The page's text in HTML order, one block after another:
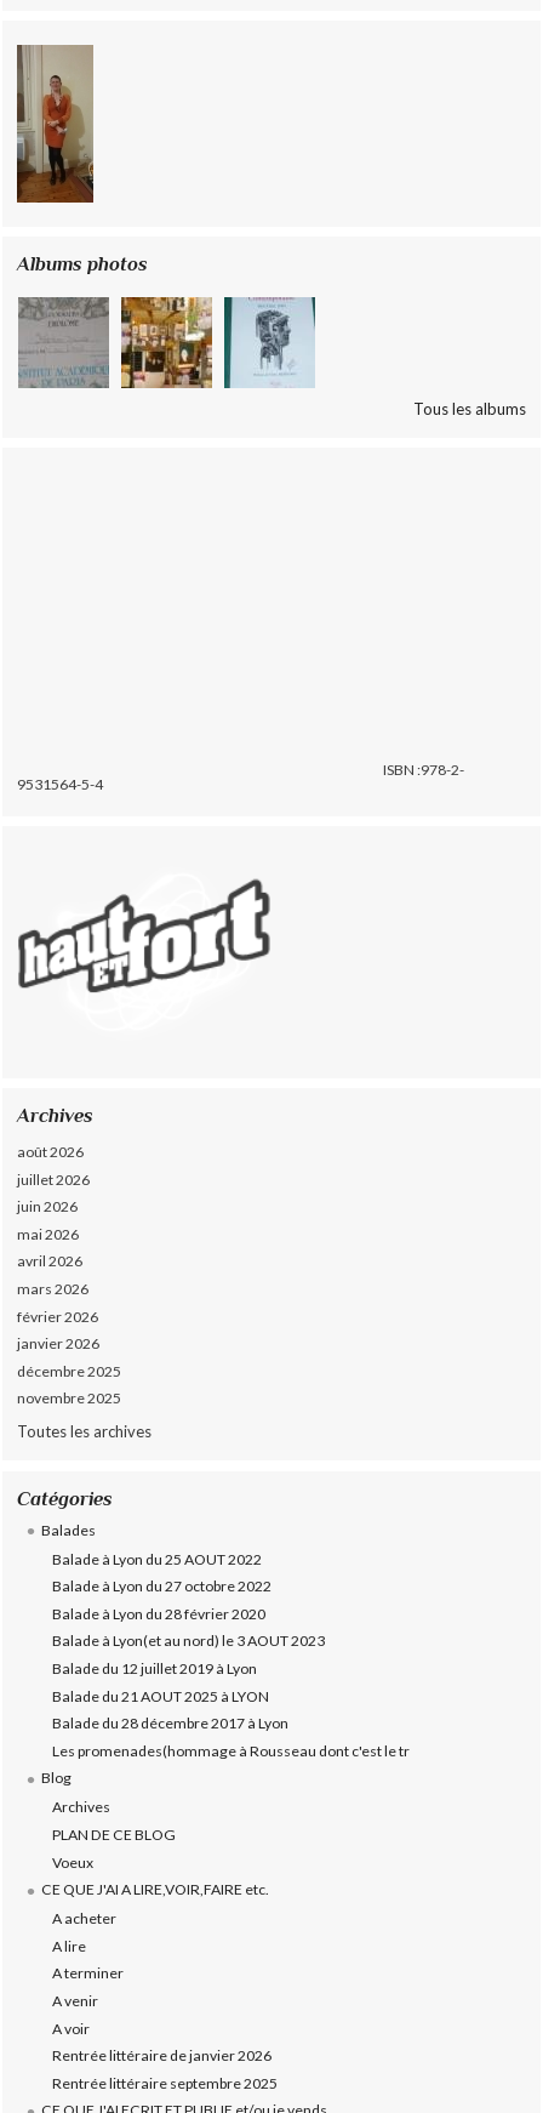
Albums photos
Tous les albums
ISBN :978-2-
9531564-5-4
Archives
août 2026
juillet 2026
juin 2026
mai 2026
avril 2026
mars 2026
février 2026
janvier 2026
décembre 2025
novembre 2025
Toutes les archives
Catégories
Balades
Balade à Lyon du 25 AOUT 2022
Balade à Lyon du 27 octobre 2022
Balade à Lyon du 28 février 2020
Balade à Lyon(et au nord) le 3 AOUT 2023
Balade du 12 juillet 2019 à Lyon
Balade du 21 AOUT 2025 à LYON
Balade du 28 décembre 2017 à Lyon
Les promenades(hommage à Rousseau dont c'est le tr
Blog
Archives
PLAN DE CE BLOG
Voeux
CE QUE J'AI A LIRE,VOIR,FAIRE etc.
A acheter
A lire
A terminer
A venir
A voir
Rentrée littéraire de janvier 2026
Rentrée littéraire septembre 2025